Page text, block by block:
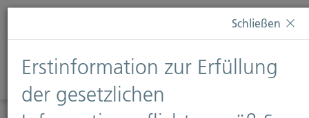
Diese Webseite verwendet Cookies. Wenn Sie weiterhin
Informationen finden Sie auf unserer SeiteDatenschutz
Diese Nachricht nicht erneut anzeigen
Schließen
Erstinformation zur Erfüllung
der gesetzlichen